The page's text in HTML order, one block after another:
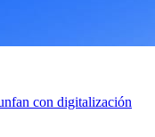
con digitalización